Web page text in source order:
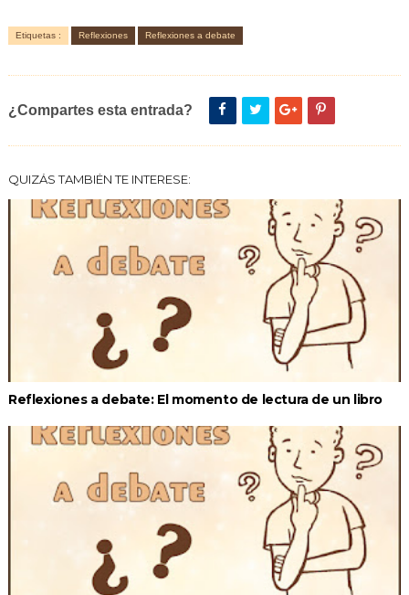
Etiquetas : Reflexiones Reflexiones a debate
¿Compartes esta entrada?
QUIZÁS TAMBIÉN TE INTERESE:
Reflexiones a debate: El momento de lectura de un libro